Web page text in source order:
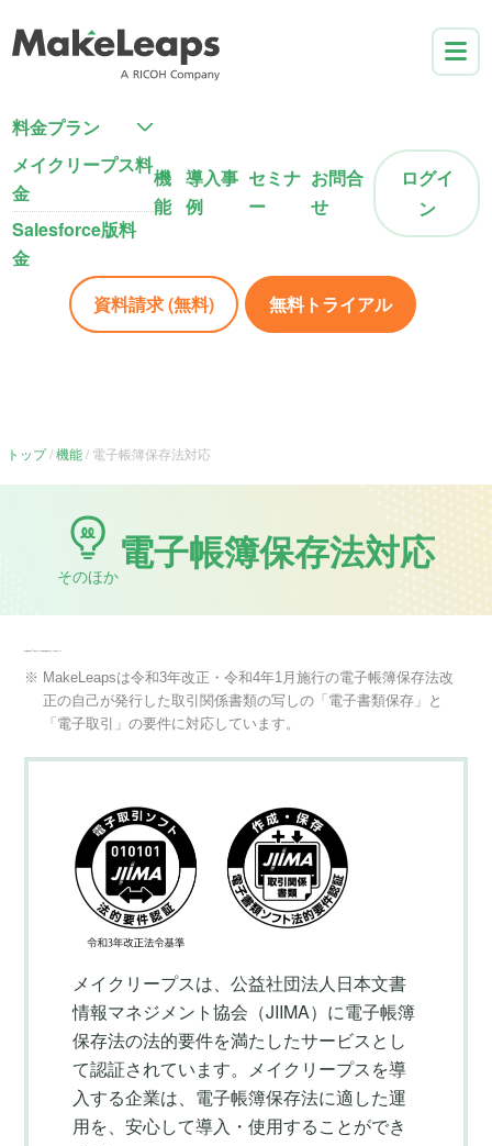
料金プラン
メイクリープス料
金
Salesforce版料
金
機
能
導入事
例
セミナ
ー
お問合
せ
ログイ
ン
資料請求 (無料) 無料トライアル
トップ 機能 電子帳簿保存法対応
そのほか
電子帳簿保存法対応
※ MakeLeapsは令和3年改正・令和4年1月施行の電子帳簿保存法改
正の自己が発行した取引関係書類の写しの「電子書類保存」と
「電子取引」の要件に対応しています。
メイクリープスは、公益社団法人日本文書
情報マネジメント協会（JIIMA）に電子帳簿
保存法の法的要件を満たしたサービスとし
て認証されています。メイクリープスを導
入する企業は、電子帳簿保存法に適した運
用を、安心して導入・使用することができ